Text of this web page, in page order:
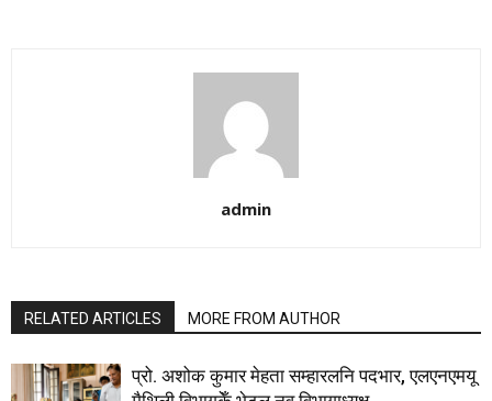
admin
RELATED ARTICLES MORE FROM AUTHOR
प्रो. अशोक कुमार मेहता सम्हारलनि पदभार, एलएनएमयू